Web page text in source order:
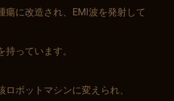
瘍に改造され、EMI波を発射して
っています。
ロボットマシンに変えられ、